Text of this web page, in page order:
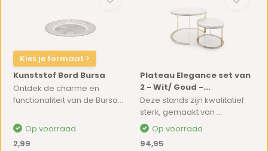
Kies je formaat >
Kunststof Bord Bursa
Ontdek de charme en
functionaliteit van de Bursa...
Op voorraad
2,99
Plateau Elegance set van
2 - Wit/ Goud -...
Deze stands zijn kwalitatief
sterk, gemaakt van ...
Op voorraad
94,95